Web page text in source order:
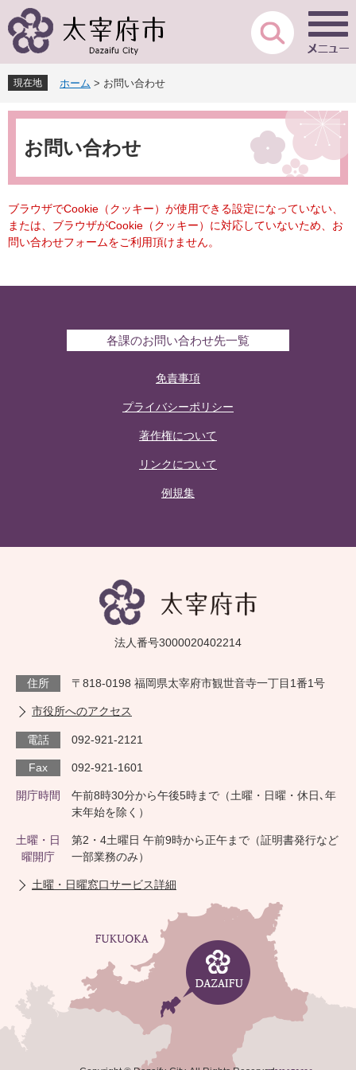
ー
先
頭
で
ニ
を
飛
ば
現在地 ホーム > お問い合わせ
本
お問い合わせ
ブラウザでCookie（クッキー）が使用できる設定になっていない、
または、ブラウザがCookie（クッキー）に対応していないため、お
問い合わせフォームをご利用頂けません。
各課のお問い合わせ先一覧
免責事項
プライバシーポリシー
著作権について
リンクについて
例規集
法人番号3000020402214
住所 〒818-0198 福岡県太宰府市観世音寺一丁目1番1号
市役所へのアクセス
電話 092-921-2121
Fax 092-921-1601
開庁時間
午前8時30分から午後5時まで（土曜・日曜・休日､年
末年始を除く）
土曜・日
曜開庁
第2・4土曜日 午前9時から正午まで（証明書発行など
一部業務のみ）
土曜・日曜窓口サービス詳細